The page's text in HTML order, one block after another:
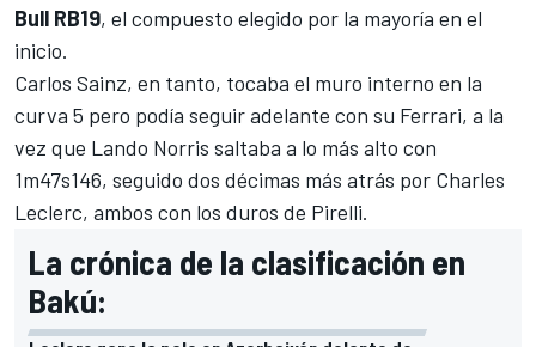
Bull RB19, el compuesto elegido por la mayoría en el
inicio.
Carlos Sainz, en tanto, tocaba el muro interno en la
curva 5 pero podía seguir adelante con su Ferrari, a la
vez que Lando Norris saltaba a lo más alto con
1m47s146, seguido dos décimas más atrás por Charles
Leclerc, ambos con los duros de Pirelli.
La crónica de la clasificación en
Bakú: